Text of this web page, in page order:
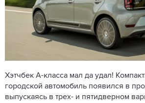
Хэтчбек А-класса мал да удал!
городской автомобиль появился в
выпускаясь в трех- и пятидверном